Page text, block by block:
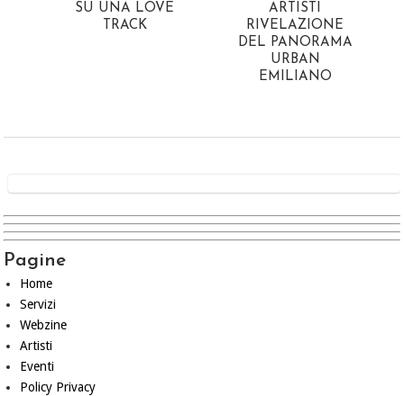
ARTISTI
RIVELAZIONE
DEL PANORAMA
URBAN
EMILIANO
SU UNA LOVE
TRACK
Pagine
Home
Servizi
Webzine
Artisti
Eventi
Policy Privacy